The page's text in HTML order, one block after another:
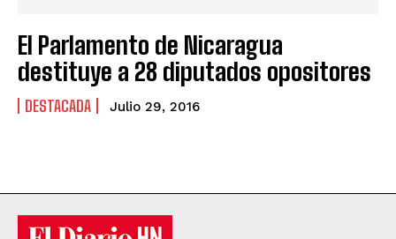
El Parlamento de Nicaragua
destituye a 28 diputados opositores
DESTACADA Julio 29, 2016